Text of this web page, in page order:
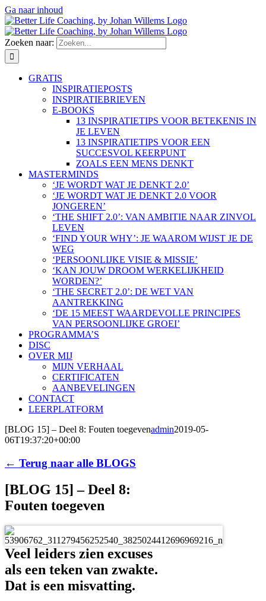
Ga naar inhoud
Zoeken naar:
GRATIS
INSPIRATIEPOSTS
INSPIRATIEBRIEVEN
E-BOOKS
13 INSPIRATIETIPS VOOR BETEKENIS IN
JE LEVEN
13 INSPIRATIETIPS VOOR EEN
SUCCESVOL KEERPUNT
ZOALS EEN MENS DENKT
MASTERMINDS
‘JE WORDT WAT JE DENKT 2.0’
‘JE WORDT WAT JE DENKT 2.0 VOOR
JONGEREN’
‘THE SHIFT 2.0’: VAN AMBITIE NAAR ZINVOL
LEVEN
‘FIND YOUR WHY’: JE WAAROM WIJST JE DE
WEG
‘PERSOONLIJKE VISIE & MISSIE’
‘KAN JOUW DROOM WERKELIJKHEID
WORDEN?’
‘THE SECRET 2.0’: DE WET VAN
AANTREKKING
‘DE 15 MEEST WAARDEVOLLE PRINCIPES
VAN PERSOONLIJKE GROEI’
PROGRAMMA’S
DISC
OVER MIJ
MIJN VERHAAL
CERTIFICATEN
AANBEVELINGEN
CONTACT
LEERPLATFORM
[BLOG 15] – Deel 8: Fouten toegevenadmin2019-05-
06T19:37:20+00:00
← Terug naar alle BLOGS
[BLOG 15] – Deel 8:
Fouten toegeven
Veel leiders zien excuses
als een teken van zwakte.
Dat is een misvatting.